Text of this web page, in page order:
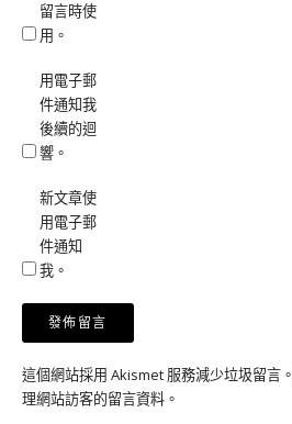
留言時使
用。
用電子郵
件通知我
後續的迴
響。
新文章使
用電子郵
件通知
我。
這個網站採用 Akismet 服務減少垃圾留言。
理網站訪客的留言資料 。